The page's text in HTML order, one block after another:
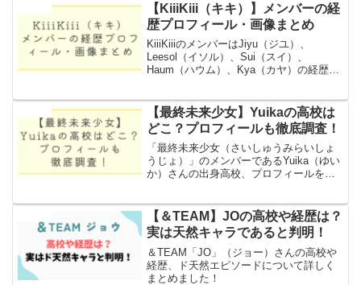
【KiiiKiii（キキ）】メンバーの経
歴プロフィール・画像まとめ
KiiiKiiiのメンバーはJiyu（ジユ）、
Leesol（イソル）、Sui（スイ）、
Haum（ハウム）、Kya（カヤ）の経歴プ
【最終未来少女】Yuikaの高校は
どこ？プロフィールも徹底調査！
「最終未来少女（さいしゅうみらいしょ
うじょ）」のメンバーであるYuika（ゆい
か）さんの出身高校、プロフィールを徹
【＆TEAM】JOの高校や経歴は？
実は天然キャラであると判明！
＆TEAM「JO」（ジョー）さんの高校や
経歴、ド天然エピソードについて詳しく
まとめました！